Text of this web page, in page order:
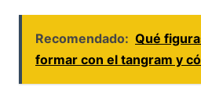
Recomendado: Qué
formar con el tangram y